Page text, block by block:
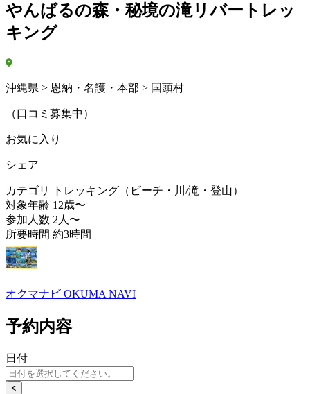
やんばるの森・秘境の滝リバートレッ
キング
沖縄県 > 恩納・名護・本部 > 国頭村
（口コミ募集中）
お気に入り
シェア
カテゴリ
トレッキング（ビーチ・川/滝・登山）
対象年齢 12歳〜
参加人数 2人〜
所要時間 約3時間
オクマナビ OKUMA NAVI
予約内容
日付
<